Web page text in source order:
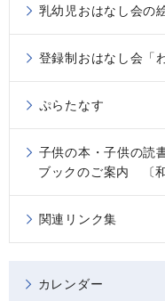
乳幼児おはなし会の
登録制おはなし会「
ぷらたなす
子供の本・子供の読
ブックのご案内 〔和
関連リンク集
カレンダー